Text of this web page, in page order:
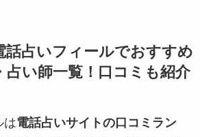
話占いフィールでおすすめ
占い師一覧！口コミも紹介
は電話占いサイトの口コミラン